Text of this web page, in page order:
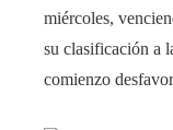
miércoles,
su clasificación a
comienzo